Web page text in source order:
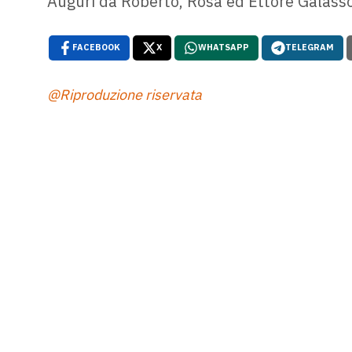
FACEBOOK X WHATSAPP TELEGRAM
@Riproduzione riservata